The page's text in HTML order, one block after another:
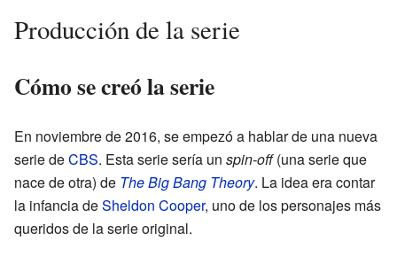
Producción de la serie
Cómo se creó la serie
En noviembre de 2016, se empezó a hablar de una nueva
serie deCBS. Esta serie sería un spin-off(una serie que
nace de otra) de The Big Bang Theory. La idea era contar
la infancia deSheldon Cooper, uno de los personajes más
queridos de la serie original.